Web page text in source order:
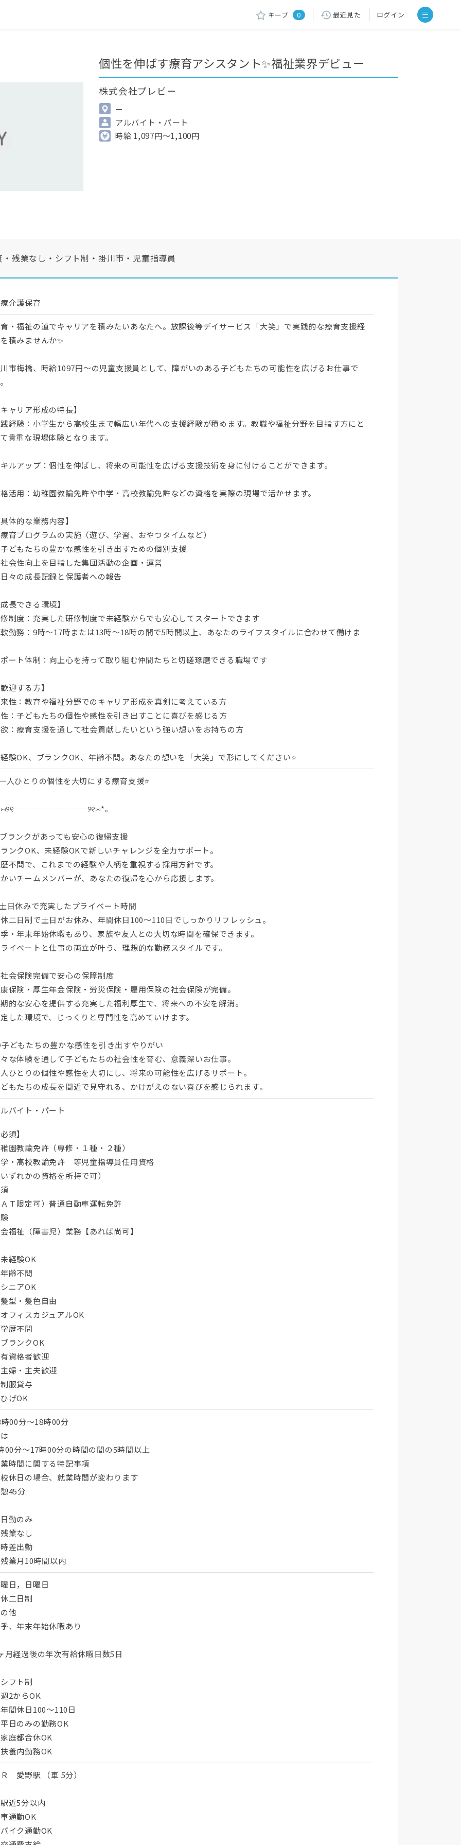
キープ 0 最近見た ログイン
個性を伸ばす療育アシスタント✨福祉業界デビュー
株式会社プレビー
—
アルバイト・パート
時給 1,097円～1,100円
残業なし・シフト制・掛川市・児童指導員
介護保育
・福祉の道でキャリアを積みたいあなたへ。放課後等デイサービス「大笑」で実践的な療育支援経
積みませんか✨
市梅橋、時給1097円～の児童支援員として、障がいのある子どもたちの可能性を広げるお仕事で
ャリア形成の特長】
経験：小学生から高校生まで幅広い年代への支援経験が積めます。教職や福祉分野を目指す方にと
貴重な現場体験となります。
ルアップ：個性を伸ばし、将来の可能性を広げる支援技術を身に付けることができます。
活用：幼稚園教諭免許や中学・高校教諭免許などの資格を実際の現場で活かせます。
体的な業務内容】
育プログラムの実施（遊び、学習、おやつタイムなど）
どもたちの豊かな感性を引き出すための個別支援
会性向上を目指した集団活動の企画・運営
々の成長記録と保護者への報告
長できる環境】
制度：充実した研修制度で未経験からでも安心してスタートできます
勤務：9時～17時または13時～18時の間で5時間以上、あなたのライフスタイルに合わせて働けま
ート体制：向上心を持って取り組む仲間たちと切磋琢磨できる職場です
迎する方】
性：教育や福祉分野でのキャリア形成を真剣に考えている方
：子どもたちの個性や感性を引き出すことに喜びを感じる方
：療育支援を通して社会貢献したいという強い想いをお持ちの方
験OK、ブランクOK、年齢不問。あなたの想いを「大笑」で形にしてください⭐
人ひとりの個性を大切にする療育支援⭐
｡
ランクがあっても安心の復帰支援
ンクOK、未経験OKで新しいチャレンジを全力サポート。
不問で、これまでの経験や人柄を重視する採用方針です。
いチームメンバーが、あなたの復帰を心から応援します。
日休みで充実したプライベート時間
二日制で土日がお休み、年間休日100～110日でしっかりリフレッシュ。
・年末年始休暇もあり、家族や友人との大切な時間を確保できます。
イベートと仕事の両立が叶う、理想的な勤務スタイルです。
会保険完備で安心の保障制度
保険・厚生年金保険・労災保険・雇用保険の社会保険が完備。
的な安心を提供する充実した福利厚生で、将来への不安を解消。
した環境で、じっくりと専門性を高めていけます。
どもたちの豊かな感性を引き出すやりがい
な体験を通して子どもたちの社会性を育む、意義深いお仕事。
ひとりの個性や感性を大切にし、将来の可能性を広げるサポート。
もたちの成長を間近で見守れる、かけがえのない喜びを感じられます。
バイト・パート
須】
園教諭免許（専修・１種・２種）
・高校教諭免許 等児童指導員任用資格
ずれかの資格を所持で可）
Ｔ限定可）普通自動車運転免許
福祉（障害児）業務【あれば尚可】
経験OK
齢不問
ニアOK
型・髪色自由
フィスカジュアルOK
歴不問
ランクOK
資格者歓迎
婦・主夫歓迎
服貸与
げOK
00分〜18時00分
00分〜17時00分の時間の間の5時間以上
時間に関する特記事項
休日の場合、就業時間が変わります
45分
勤のみ
業なし
差出勤
業月10時間以内
日，日曜日
二日制
他
、年末年始休暇あり
月経過後の年次有給休暇日数5日
フト制
2からOK
間休日100～110日
日のみの勤務OK
庭都合休OK
養内勤務OK
愛野駅 （車 5分）
近5分以内
通勤OK
イク通勤OK